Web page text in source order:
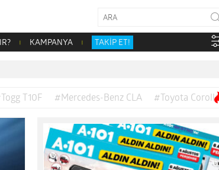
KAMPANYA TAKİP ET!
T10F #Mercedes-Benz CLA #Toyota Corolla